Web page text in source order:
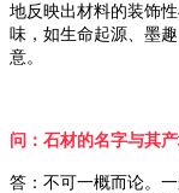
地反映出材料的装饰
味，如生命起源、墨
意。
问：石材的名字与其
答：不可一概而论。